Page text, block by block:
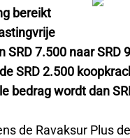
bereikt
SRD 7.500 naar SRD
SRD 2.500
bedrag wordt dan
de Ravaksur Plus